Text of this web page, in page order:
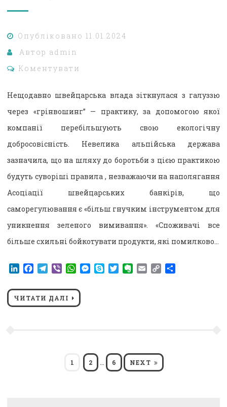
Опубліковано 11.01.2024
Автор admin
Коментувати
Нещодавно швейцарська влада зіткнулася з галуззю
через «грінвошинг” — практику, за допомогою якої
компанії перебільшують свою екологічну
добросовісність. Невелика альпійська держава
зазначила, що на шляху до боротьби з цією практикою
будуть суворіші правила , незважаючи на наполягання
Асоціації швейцарських банкірів, що
саморегулювання є «більш гнучким інструментом для
уникнення зеленого вимивання». «Споживачі все
більше схильні бойкотувати продукти, які помилково…
LinkedIn
Facebook
Telegram
ViberWhatsApp
Messenger
SkypeTwitterEvernote
EmailCopy
ЧИТАТИ ДАЛІ
PAGE
1 PAGE
2 … PAGE
6 NEXT